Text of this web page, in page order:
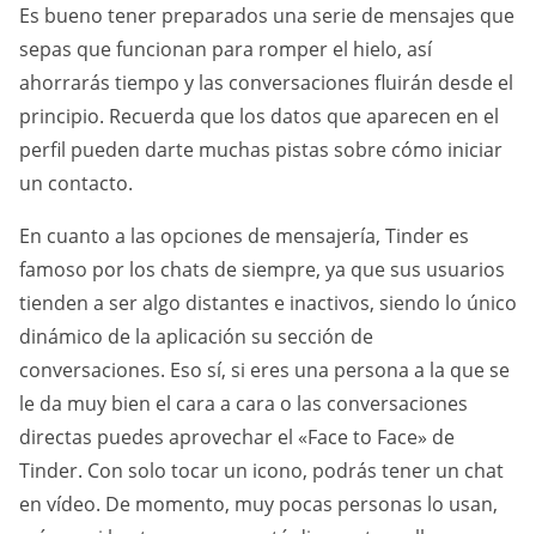
Es bueno tener preparados una serie de mensajes que
sepas que funcionan para romper el hielo, así
ahorrarás tiempo y las conversaciones fluirán desde el
principio. Recuerda que los datos que aparecen en el
perfil pueden darte muchas pistas sobre cómo iniciar
un contacto.
En cuanto a las opciones de mensajería, Tinder es
famoso por los chats de siempre, ya que sus usuarios
tienden a ser algo distantes e inactivos, siendo lo único
dinámico de la aplicación su sección de
conversaciones. Eso sí, si eres una persona a la que se
le da muy bien el cara a cara o las conversaciones
directas puedes aprovechar el «Face to Face» de
Tinder. Con solo tocar un icono, podrás tener un chat
en vídeo. De momento, muy pocas personas lo usan,